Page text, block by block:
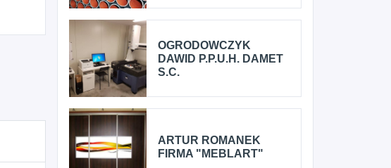
OGRODOWCZYK
DAWID P.P.U.H. DAMET
S.C.
ARTUR ROMANEK
FIRMA "MEBLART"